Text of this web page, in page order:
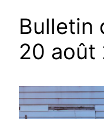
Bulletin
20 août